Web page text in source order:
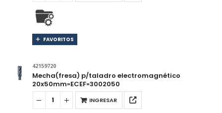
FAVORITOS
42159720
Mecha(fresa) p/taladro electromagnético
20x50mm»ECEF»3002050
INGRESAR